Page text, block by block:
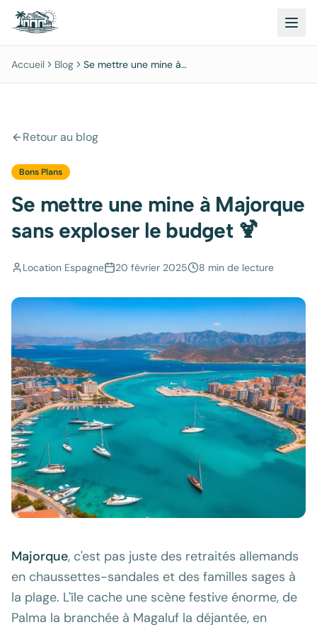
Accueil Blog
Se mettre une mine à
Retour au blog
Bons Plans
Se mettre une mine à Majorque
sans exploser le budget 🍹
Location Espagne 20 février 2025 8 min de lecture
Majorque, c'est pas juste des retraités allemands
en chaussettes-sandales et des familles sages à
la plage. L'île cache une scène festive énorme, de
Palma la branchée à Magaluf la déjantée, en